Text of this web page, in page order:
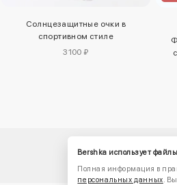
Солнцезащитные очки в
спортивном стиле
3100 ₽
Bershka использует
Полная информация в
персональных данных.